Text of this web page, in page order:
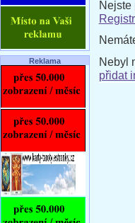
Reklama
Nejste
Nebyl
přidat